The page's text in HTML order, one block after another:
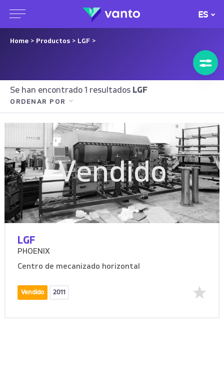
ES
Home > Productos > LGF >
Se han encontrado 1 resultados LGF
ORDENAR POR
Vendido
LGF
PHOENIX
Centro de mecanizado horizontal
Vendido 2011